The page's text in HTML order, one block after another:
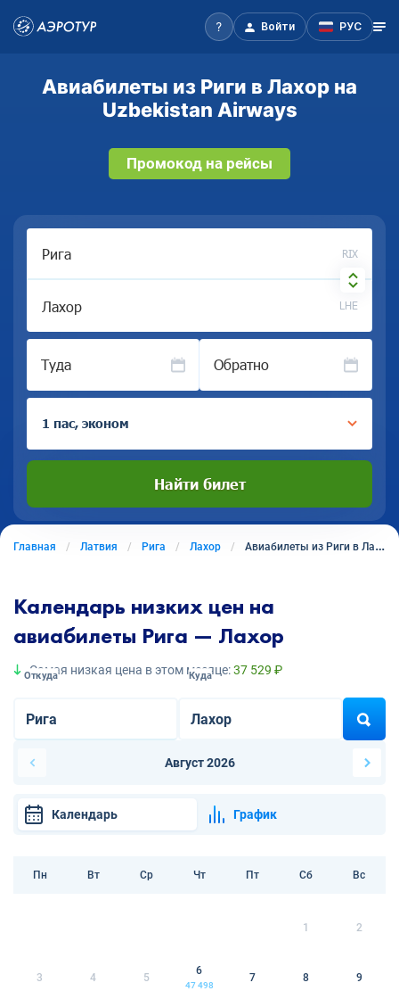
Войти РУС
Авиабилеты из Риги в Лахор на
Uzbekistan Airways
Промокод на рейсы
RIX
LHE
Туда Обратно
1 пас, эконом
Найти билет
Главная Латвия Рига Лахор Авиабилеты из Риги в Лахор
Календарь низких цен на
авиабилеты Рига — Лахор
Самая низкая цена в этом месяце:37 529 ₽
Откуда Куда
Август 2026
Календарь График
Пн Вт Ср Чт Пт Сб Вс
1 2
3 4 5
6
47 498
7 8 9